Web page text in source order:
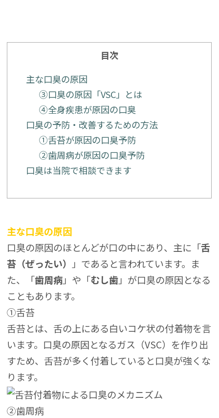
目次
主な口臭の原因
③口臭の原因「VSC」とは
④全身疾患が原因の口臭
口臭の予防・改善するための方法
①舌苔が原因の口臭予防
②歯周病が原因の口臭予防
口臭は当院で相談できます
主な口臭の原因
口臭の原因のほとんどが口の中にあり、主に「舌
苔（ぜったい） 」であると言われています。ま
た、「歯周病」や「むし歯」が口臭の原因となる
こともあります。
①舌苔
舌苔とは、舌の上にある白いコケ状の付着物を言
います。口臭の原因となるガス（VSC）を作り出
すため、舌苔が多く付着していると口臭が強くな
ります。
②歯周病